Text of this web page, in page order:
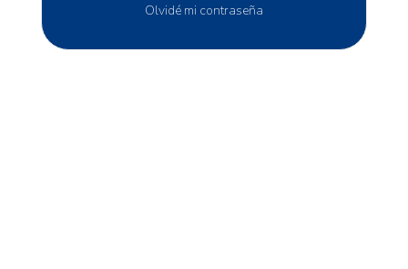
Olvidé mi contraseña